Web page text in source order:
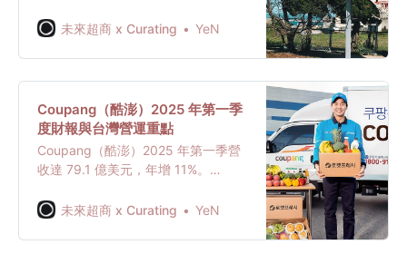
Bazaar 的服務模式、Amazon 在台
面對國際巨頭降維打擊時，除了超快
速物流外，更應轉向「會員、服務、
生態圈」深耕，以尋求長期的差異化
生存之道。
未來超商 x Curating YeN
Coupang​（酷澎）2025 年第一季
度財報與台灣​營運重點
Coupang（酷澎）2025 年第一季營
收達 79.1 億美元，年增 11%。
長動能，毛利率顯著提升，挑戰台灣
線與物流佈局。
未來超商 x Curating YeN